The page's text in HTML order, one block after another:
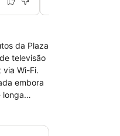
da Plaza
televisão
Wi-Fi.
embora
longa